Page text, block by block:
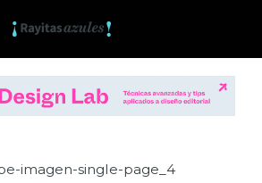
imagen-single-page_4